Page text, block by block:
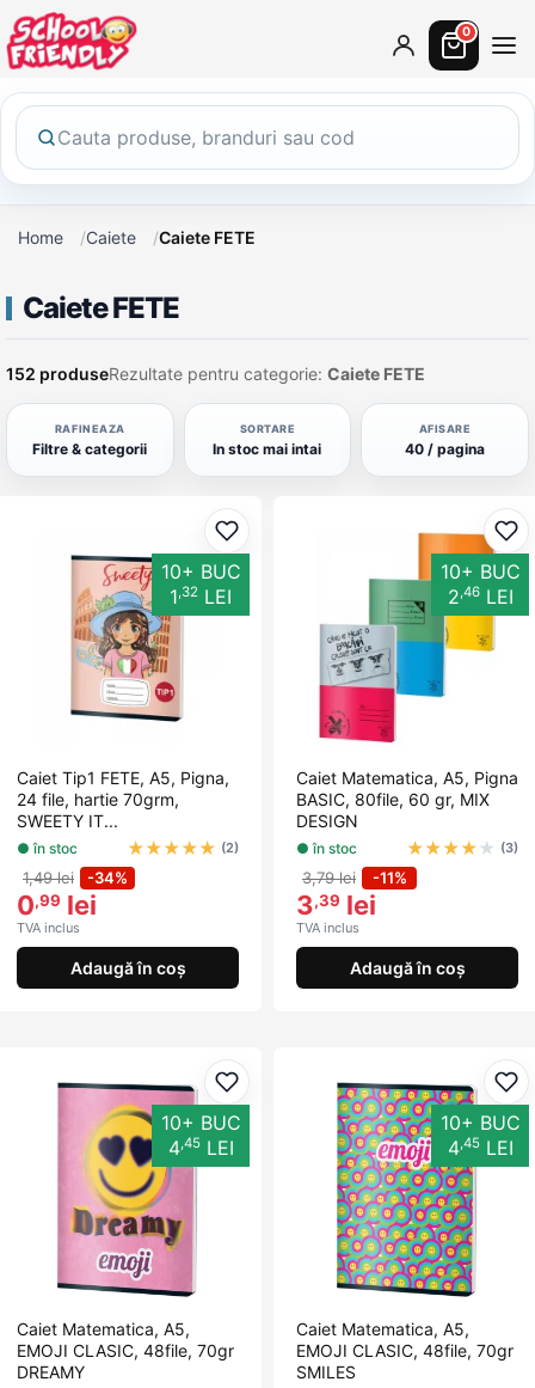
0
Home Caiete Caiete FETE
Caiete FETE
152 produseRezultate pentru categorie: Caiete FETE
RAFINEAZA
Filtre & categorii
SORTARE
In stoc mai intai
AFISARE
40 / pagina
Adaugă la favorite
10+ BUC
1,32 LEI
Caiet Tip1 FETE, A5, Pigna,
24 file, hartie 70grm,
SWEETY IT...
● în stoc ★★★★★ (2)
1,49 lei -34%
0,99 lei
TVA inclus
Adaugă în coș
10+ BUC
2,46LEI
Caiet Matematica, A5, Pigna
BASIC, 80file, 60 gr, MIX
DESIGN
● în stoc ★★★★ ★ (3)
3,79 lei -11%
3,39 lei
TVA inclus
Adaugă în coș
Adaugă la favorite
10+ BUC
4,45LEI
Caiet Matematica, A5,
EMOJI CLASIC, 48file, 70gr
DREAMY
10+ BUC
4,45LEI
Caiet Matematica, A5,
EMOJI CLASIC, 48file, 70gr
SMILES